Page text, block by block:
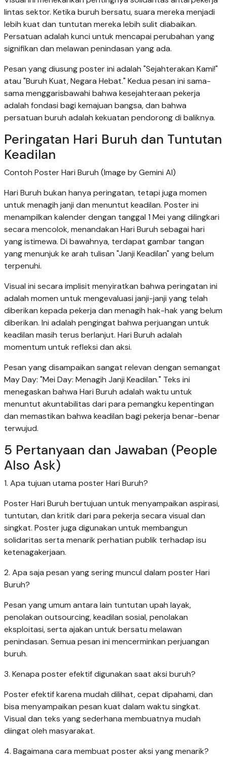
lintas sektor. Ketika buruh bersatu, suara mereka menjadi
lebih kuat dan tuntutan mereka lebih sulit diabaikan.
Persatuan adalah kunci untuk mencapai perubahan yang
signifikan dan melawan penindasan yang ada.
Pesan yang diusung poster ini adalah "Sejahterakan Kami!"
atau "Buruh Kuat, Negara Hebat." Kedua pesan ini sama-
sama menggarisbawahi bahwa kesejahteraan pekerja
adalah fondasi bagi kemajuan bangsa, dan bahwa
persatuan buruh adalah kekuatan pendorong di baliknya.
Peringatan Hari Buruh dan Tuntutan
Keadilan
Contoh Poster Hari Buruh (Image by Gemini AI)
Hari Buruh bukan hanya peringatan, tetapi juga momen
untuk menagih janji dan menuntut keadilan. Poster ini
menampilkan kalender dengan tanggal 1 Mei yang dilingkari
secara mencolok, menandakan Hari Buruh sebagai hari
yang istimewa. Di bawahnya, terdapat gambar tangan
yang menunjuk ke arah tulisan "Janji Keadilan" yang belum
terpenuhi.
Visual ini secara implisit menyiratkan bahwa peringatan ini
adalah momen untuk mengevaluasi janji-janji yang telah
diberikan kepada pekerja dan menagih hak-hak yang belum
diberikan. Ini adalah pengingat bahwa perjuangan untuk
keadilan masih terus berlanjut. Hari Buruh adalah
momentum untuk refleksi dan aksi.
Pesan yang disampaikan sangat relevan dengan semangat
May Day: "Mei Day: Menagih Janji Keadilan." Teks ini
menegaskan bahwa Hari Buruh adalah waktu untuk
menuntut akuntabilitas dari para pemangku kepentingan
dan memastikan bahwa keadilan bagi pekerja benar-benar
terwujud.
5 Pertanyaan dan Jawaban (People
Also Ask)
1. Apa tujuan utama poster Hari Buruh?
Poster Hari Buruh bertujuan untuk menyampaikan aspirasi,
tuntutan, dan kritik dari para pekerja secara visual dan
singkat. Poster juga digunakan untuk membangun
solidaritas serta menarik perhatian publik terhadap isu
ketenagakerjaan.
2. Apa saja pesan yang sering muncul dalam poster Hari
Buruh?
Pesan yang umum antara lain tuntutan upah layak,
penolakan outsourcing, keadilan sosial, penolakan
eksploitasi, serta ajakan untuk bersatu melawan
penindasan. Semua pesan ini mencerminkan perjuangan
buruh.
3. Kenapa poster efektif digunakan saat aksi buruh?
Poster efektif karena mudah dilihat, cepat dipahami, dan
bisa menyampaikan pesan kuat dalam waktu singkat.
Visual dan teks yang sederhana membuatnya mudah
diingat oleh masyarakat.
4. Bagaimana cara membuat poster aksi yang menarik?